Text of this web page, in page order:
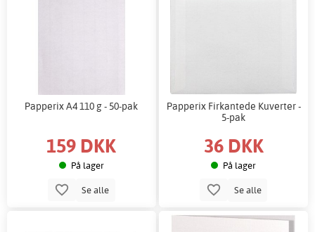
Papperix A4 110 g - 50-pak
159 DKK
På lager
Se alle
Papperix Firkantede Kuverter -
5-pak
36 DKK
På lager
Se alle